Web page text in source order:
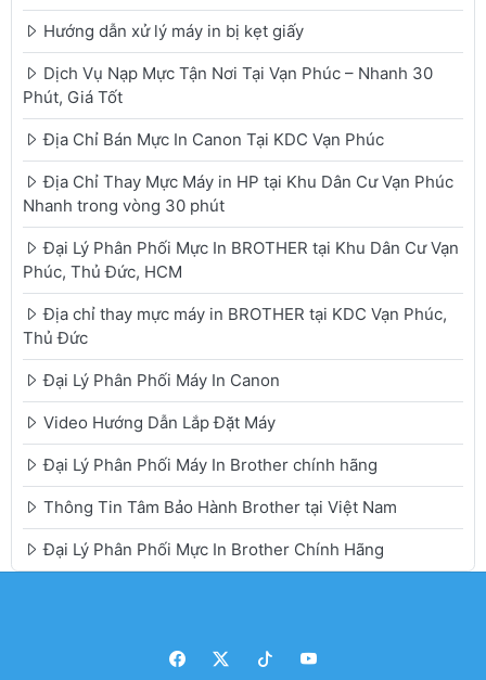
Hướng dẫn xử lý máy in bị kẹt giấy
Dịch Vụ Nạp Mực Tận Nơi Tại Vạn Phúc – Nhanh 30
Phút, Giá Tốt
Địa Chỉ Bán Mực In Canon Tại KDC Vạn Phúc
Địa Chỉ Thay Mực Máy in HP tại Khu Dân Cư Vạn Phúc
Nhanh trong vòng 30 phút
Đại Lý Phân Phối Mực In BROTHER tại Khu Dân Cư Vạn
Phúc, Thủ Đức, HCM
Địa chỉ thay mực máy in BROTHER tại KDC Vạn Phúc,
Thủ Đức
Đại Lý Phân Phối Máy In Canon
Video Hướng Dẫn Lắp Đặt Máy
Đại Lý Phân Phối Máy In Brother chính hãng
Thông Tin Tâm Bảo Hành Brother tại Việt Nam
Đại Lý Phân Phối Mực In Brother Chính Hãng